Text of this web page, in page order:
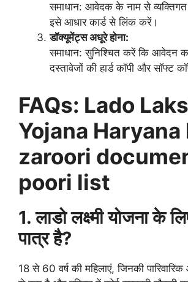
समाधान: आवेदक के नाम से
इसे आधार कार्ड से लिंक करें।
डॉक्यूमेंट्स अधूरे होना:
समाधान: सुनिश्चित करें कि आवेदन
दस्तावेजों की हार्ड कॉपी और सॉफ्ट
FAQs: Lado
Yojana Haryana
zaroori
poori list
1. लाडो लक्ष्मी योजना के
पात्र है?
18 से 60 वर्ष की महिलाएं, जिनकी